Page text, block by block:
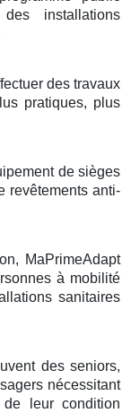
installations
des travaux
pratiques, plus
de sièges
revêtements anti-
MaPrimeAdapt
à mobilité
sanitaires
des seniors,
nécessitant
leur condition